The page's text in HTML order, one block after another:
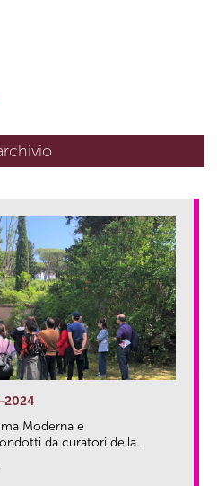
2024
Moderna e
da curatori della...